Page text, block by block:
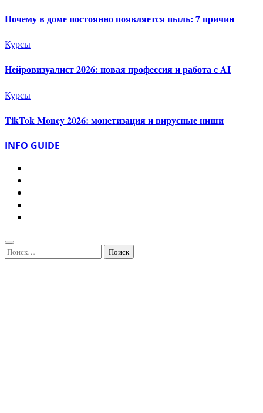
Почему в доме постоянно появляется пыль: 7 причин
Курсы
Нейровизуалист 2026: новая профессия и работа с AI
Курсы
TikTok Money 2026: монетизация и вирусные ниши
INFO GUIDE
Найти: